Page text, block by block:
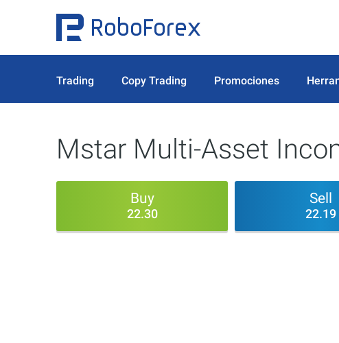
Trading Copy Trading Promociones
Mstar Multi-Asset
Buy
22.30
Sell
22.19